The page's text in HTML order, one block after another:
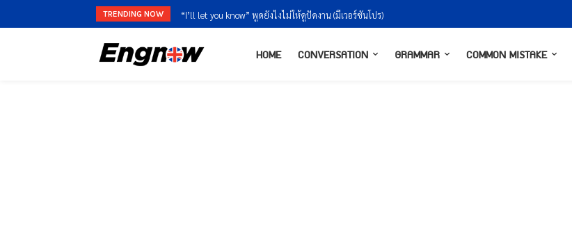
TRENDING NOW “I’m finished” vs “I’m done” ใช้ต่างกันยังไงให้ธรรมชาติ
HOME CONVERSATION GRAMMAR COMMON MISTAKE